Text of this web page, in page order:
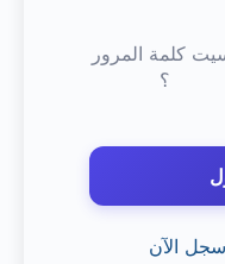
كلمة المرور
؟
سجل الآن